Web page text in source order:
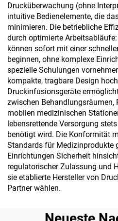
Drucküberwachung (ohne
intuitive Bedienelemente, die
minimieren. Die betriebliche
durch optimierte
können sofort mit einer
beginnen, ohne komplexe
spezielle Schulungen
kompakte, tragbare Design
Druckinfusionsgeräte
zwischen Behandlungsräumen,
mobilen medizinischen
lebensrettende Versorgung
benötigt wird. Die Konformität
Standards für Medizinprodukte
Einrichtungen Sicherheit
regulatorischer Zulassung und
sie etablierte Hersteller von
Partner wählen.